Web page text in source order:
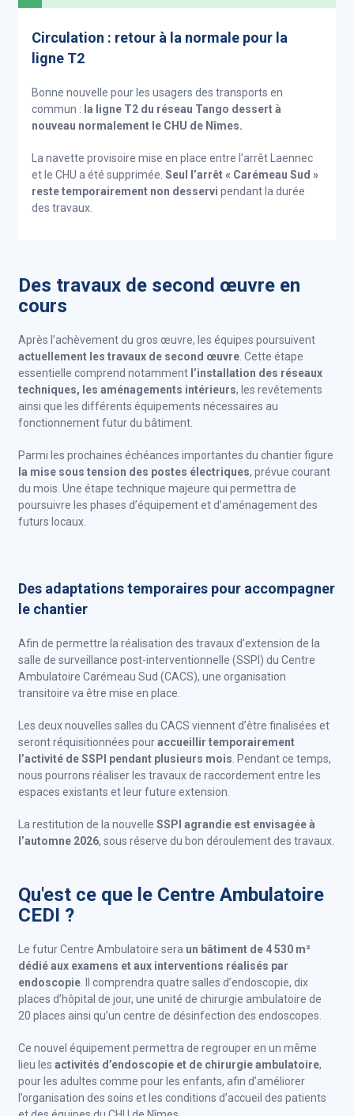
Circulation : retour à la normale pour la
ligne T2
Bonne nouvelle pour les usagers des transports en
commun : la ligne T2 du réseau Tango dessert à
nouveau normalement le CHU de Nîmes.
La navette provisoire mise en place entre l’arrêt Laennec
et le CHU a été supprimée. Seul l’arrêt « Carémeau Sud »
reste temporairement non desservi pendant la durée
des travaux.
Des travaux de second œuvre en
cours
Après l’achèvement du gros œuvre, les équipes poursuivent
actuellement les travaux de second œuvre. Cette étape
essentielle comprend notamment l’installation des réseaux
techniques, les aménagements intérieurs, les revêtements
ainsi que les différents équipements nécessaires au
fonctionnement futur du bâtiment.
Parmi les prochaines échéances importantes du chantier figure
la mise sous tension des postes électriques, prévue courant
du mois. Une étape technique majeure qui permettra de
poursuivre les phases d’équipement et d’aménagement des
futurs locaux.
Des adaptations temporaires pour accompagner
le chantier
Afin de permettre la réalisation des travaux d’extension de la
salle de surveillance post-interventionnelle (SSPI) du Centre
Ambulatoire Carémeau Sud (CACS), une organisation
transitoire va être mise en place.
Les deux nouvelles salles du CACS viennent d’être finalisées et
seront réquisitionnées pouraccueillir temporairement
l’activité de SSPI pendant plusieurs mois. Pendant ce temps,
nous pourrons réaliser les travaux de raccordement entre les
espaces existants et leur future extension.
La restitution de la nouvelle SSPI agrandie est envisagée à
l’automne 2026, sous réserve du bon déroulement des travaux.
Qu'est ce que le Centre Ambulatoire
CEDI ?
Le futur Centre Ambulatoire sera un bâtiment de 4 530 m²
dédié aux examens et aux interventions réalisés par
endoscopie. Il comprendra quatre salles d’endoscopie, dix
places d’hôpital de jour, une unité de chirurgie ambulatoire de
20 places ainsi qu’un centre de désinfection des endoscopes.
Ce nouvel équipement permettra de regrouper en un même
lieu les activités d’endoscopie et de chirurgie ambulatoire,
pour les adultes comme pour les enfants, afin d’améliorer
l’organisation des soins et les conditions d’accueil des patients